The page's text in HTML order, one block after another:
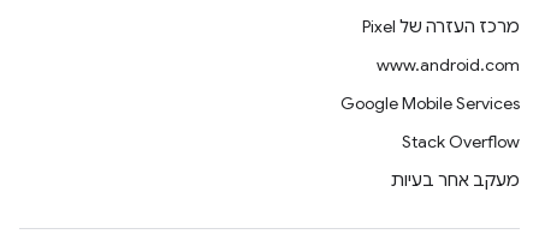
מרכז העזרה של Pixel
www.android.com
Google Mobile Services
Stack Overflow
מעקב אחר בעיות